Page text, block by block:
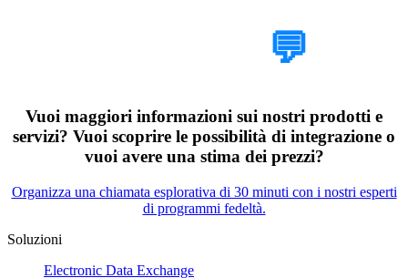
💬
Vuoi maggiori informazioni sui nostri prodotti e
servizi? Vuoi scoprire le possibilità di integrazione o
vuoi avere una stima dei prezzi?
Organizza una chiamata esplorativa di 30 minuti con i nostri esperti
di programmi fedeltà.
Soluzioni
Electronic Data Exchange